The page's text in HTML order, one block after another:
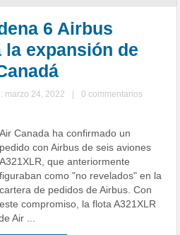
6 Airbus
la expansión de
marzo 24, 2022
0 commentarios
Air Canada ha confirmado un
pedido con Airbus de seis aviones
A321XLR, que anteriormente
figuraban como "no revelados" en la
cartera de pedidos de Airbus. Con
este compromiso, la flota A321XLR
Air ...